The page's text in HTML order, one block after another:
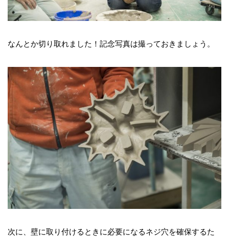
なんとか切り取れました！記念写真は撮っておきましょう。
次に、壁に取り付けるときに必要になるネジ穴を確保するた